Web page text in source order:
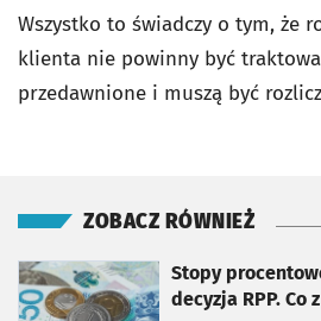
Wszystko to świadczy o tym, że
klienta nie powinny być
przedawnione i muszą być
ZOBACZ RÓWNIEŻ
Stopy
decyzja RPP. Co
otworzy się w nowej karcie